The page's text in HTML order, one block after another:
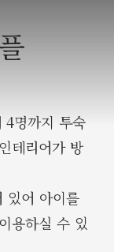
4명까지 투숙
테리어가 방
있어 아이를
용하실 수 있